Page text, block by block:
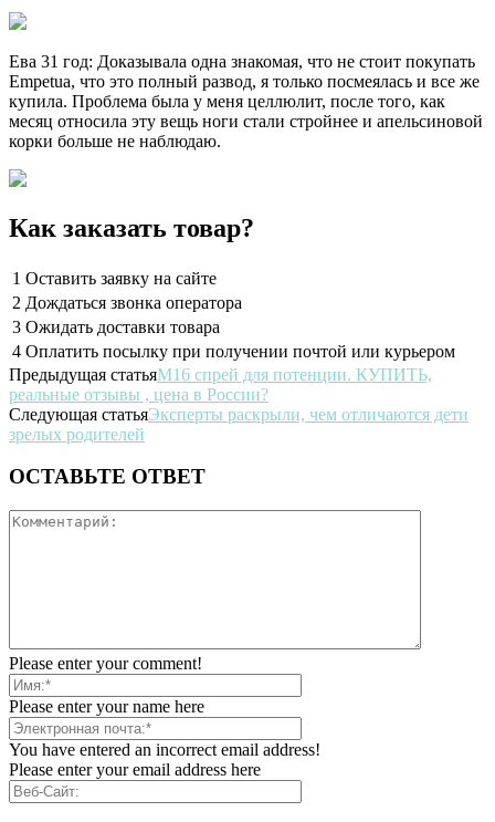
Ева 31 год: Доказывала одна знакомая, что не стоит покупать
Empetua, что это полный развод, я только посмеялась и все же
купила. Проблема была у меня целлюлит, после того, как
месяц относила эту вещь ноги стали стройнее и апельсиновой
корки больше не наблюдаю.
Как заказать товар?
1 Оставить заявку на сайте
2 Дождаться звонка оператора
3 Ожидать доставки товара
4 Оплатить посылку при получении почтой или курьером
Предыдущая статьяМ16 спрей для потенции. КУПИТЬ,
реальные отзывы , цена в России?
Следующая статьяЭксперты раскрыли, чем отличаются дети
зрелых родителей
ОСТАВЬТЕ ОТВЕТ
Please enter your comment!
Please enter your name here
You have entered an incorrect email address!
Please enter your email address here